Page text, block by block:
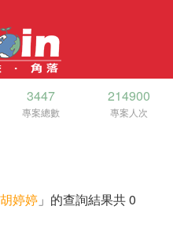
3447
專案總數
214900
專案人次
胡婷婷 」的查詢結果共 0